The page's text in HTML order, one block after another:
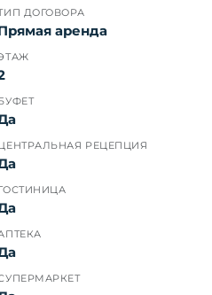
ДОГОВОРА
аренда
РЕЦЕПЦИЯ